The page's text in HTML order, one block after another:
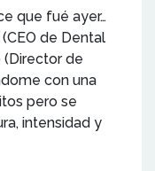
que fué ayer…
de Dental
(Director de
con una
pero se
intensidad y